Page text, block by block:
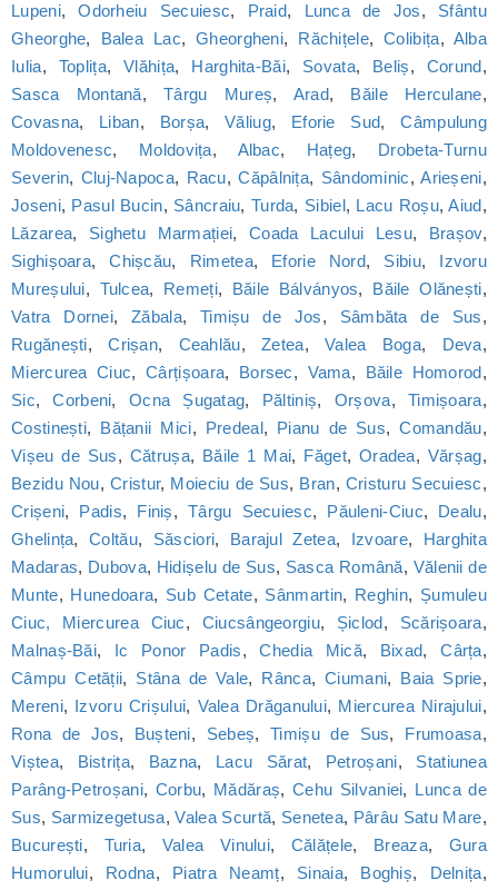
Lupeni,Odorheiu Secuiesc, Praid, Lunca de Jos, Sfântu
Gheorghe, Balea Lac,Gheorgheni, Răchițele,Colibița, Alba
Iulia, Toplița,Vlăhița, Harghita-Băi, Sovata, Beliș, Corund,
Sasca Montană,Târgu Mureș, Arad, Băile Herculane,
Covasna, Liban, Borșa,Văliug, Eforie Sud,Câmpulung
Moldovenesc, Moldovița, Albac, Hațeg, Drobeta-Turnu
Severin, Cluj-Napoca, Racu,Căpâlnița, Sândominic,Arieșeni,
Joseni, Pasul Bucin, Sâncraiu, Turda, Sibiel, Lacu Roșu,Aiud,
Lăzarea, Sighetu Marmației,Coada Lacului Lesu, Brașov,
Sighișoara,Chișcău, Rimetea, Eforie Nord, Sibiu, Izvoru
Mureșului, Tulcea, Remeți, Băile Bálványos, Băile Olănești,
Vatra Dornei,Zăbala, Timișu de Jos, Sâmbăta de Sus,
Rugănești,Crișan, Ceahlău,Zetea,Valea Boga, Deva,
Miercurea Ciuc,Cârțișoara, Borsec, Vama, Băile Homorod,
Sic,Corbeni, Ocna Șugatag, Păltiniș, Orșova, Timișoara,
Costinești, Bățanii Mici, Predeal, Pianu de Sus,Comandău,
Vișeu de Sus, Cătrușa, Băile 1 Mai, Făget, Oradea, Vărșag,
Bezidu Nou,Cristur, Moieciu de Sus, Bran, Cristuru Secuiesc,
Crișeni, Padis, Finiș,Târgu Secuiesc, Păuleni-Ciuc, Dealu,
Ghelința,Coltău, Săsciori, Barajul Zetea, Izvoare, Harghita
Madaras, Dubova, Hidișelu de Sus, Sasca Română, Vălenii de
Munte, Hunedoara, Sub Cetate, Sânmartin, Reghin, Șumuleu
Ciuc, Miercurea Ciuc, Ciucsângeorgiu, Șiclod, Scărișoara,
Malnaș-Băi, Ic Ponor Padis,Chedia Mică, Bixad,Cârța,
Câmpu Cetății, Stâna de Vale, Rânca,Ciumani, Baia Sprie,
Mereni, Izvoru Crișului, Valea Drăganului, Miercurea Nirajului,
Rona de Jos, Bușteni, Sebeș, Timișu de Sus, Frumoasa,
Viștea, Bistrița, Bazna, Lacu Sărat, Petroșani, Statiunea
Parâng-Petroșani, Corbu, Mădăraș, Cehu Silvaniei, Lunca de
Sus, Sarmizegetusa,Valea Scurtă, Senetea, Pârâu Satu Mare,
București, Turia, Valea Vinului, Călățele, Breaza, Gura
Humorului, Rodna, Piatra Neamț, Sinaia, Boghiș, Delnița,